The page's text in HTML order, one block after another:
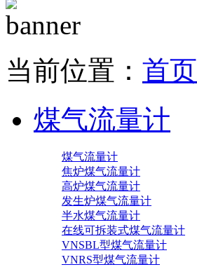
当前位置： 首页
煤气流量计
煤气流量计
焦炉煤气流量计
高炉煤气流量计
发生炉煤气流量计
半水煤气流量计
在线可拆装式煤气流量计
VNSBL型煤气流量计
VNRS型煤气流量计